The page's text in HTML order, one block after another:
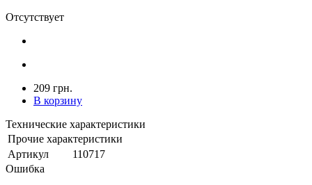
Отсутствует
209 грн.
В корзину
Технические характеристики
Прочие характеристики
Артикул
110717
Ошибка